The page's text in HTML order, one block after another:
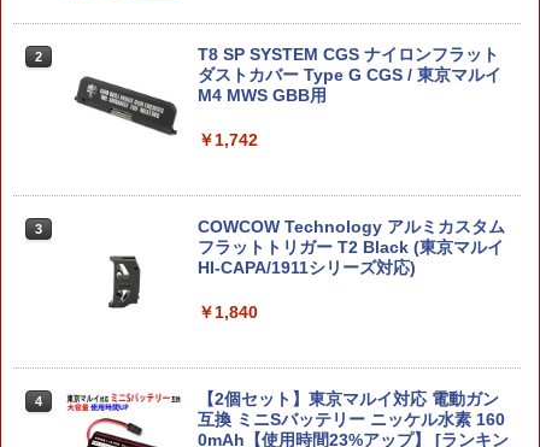
2
ブースター ポケモンプラモコレクション
クイック!! No.25 プラモデル
3
ポケモンプラモコレクション クイック!!
02 ミュウ (プラモデル)
4
ゴジラを倒せ！！ BANNDAI プラモデル
大怪獣ヘドラ カナモデル { 特価玩具 ゴ
ジラ GODZILLA プラモデル }{ おもちゃ
2
【送料無料!】 トイ・ストーリー おしゃ
べりフレンズ バズ・ライトイヤー
3
【中古】【未開封】宇崎月 「宇崎ちゃん
は遊びたい!Ω」 BiCute Bunnies Figur
e-ホワイトパールver.- ラウンドワン限定
＜フィギュア＞（代引き不可）6520
4
フィギュア 綾瀬風香 TシャツVer.（AMW
ロゴ） 「よつばと!」 PVC塗装済み完成
2
T8 SP SYSTEM CGS ナイロンフラット
ダストカバー Type G CGS / 東京マルイ
M4 MWS GBB用
￥1,742
3
COWCOW Technology アルミカスタム
フラットトリガー T2 Black (東京マルイ
HI-CAPA/1911シリーズ対応)
￥1,840
4
【2個セット】東京マルイ対応 電動ガン
互換 ミニSバッテリー ニッケル水素 160
0mAh【使用時間23%アップ】 [ランキン